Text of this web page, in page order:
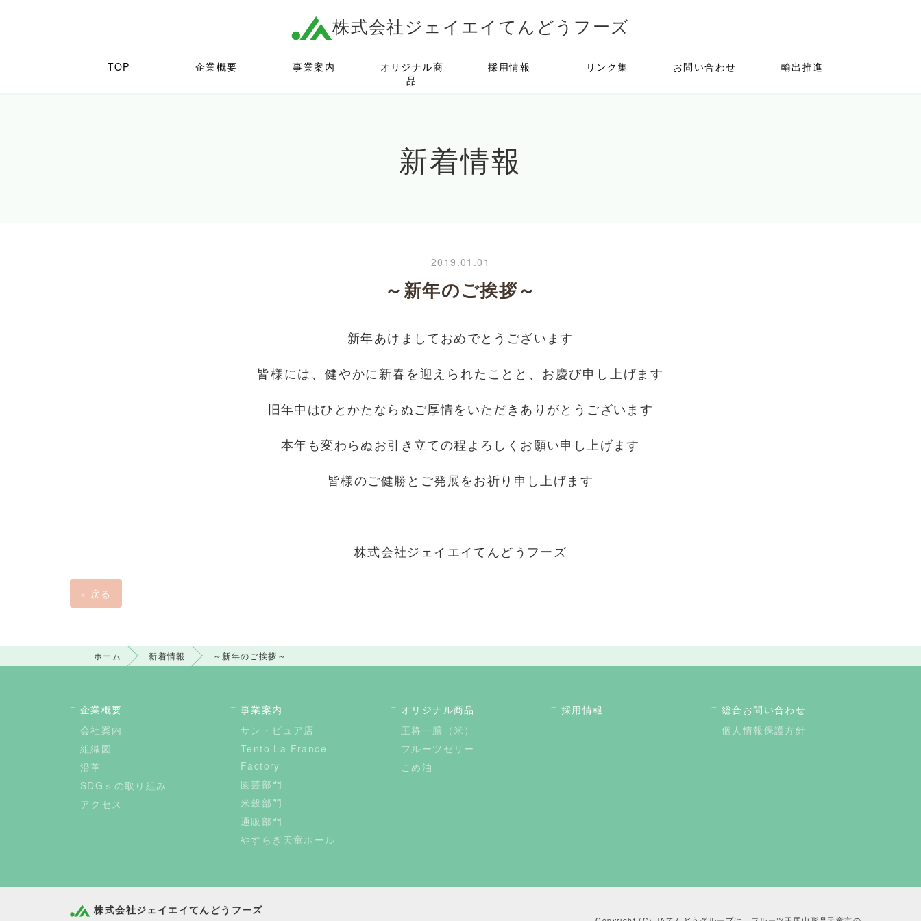
株式会社ジェイエイてんどうフーズ
TOP 企業概要 事業案内
オリジナル商
品
採用情報 リンク集 お問い合わせ 輸出推進
新着情報
2019.01.01
～新年のご挨拶～
新年あけましておめでとうございます
皆様には、健やかに新春を迎えられたことと、お慶び申し上げます
旧年中はひとかたならぬご厚情をいただきありがとうございます
本年も変わらぬお引き立ての程よろしくお願い申し上げます
皆様のご健勝とご発展をお祈り申し上げます
株式会社ジェイエイてんどうフーズ
« 戻る
ホーム 新着情報 ～新年のご挨拶～
企業概要
会社案内
組織図
沿革
SDGｓの取り組み
アクセス
事業案内
サン・ピュア店
Tento La France
Factory
園芸部門
米穀部門
通販部門
やすらぎ天童ホール
オリジナル商品
王将一膳（米）
フルーツゼリー
こめ油
採用情報
総合お問い合わせ
個人情報保護方針
株式会社ジェイエイてんどうフーズ